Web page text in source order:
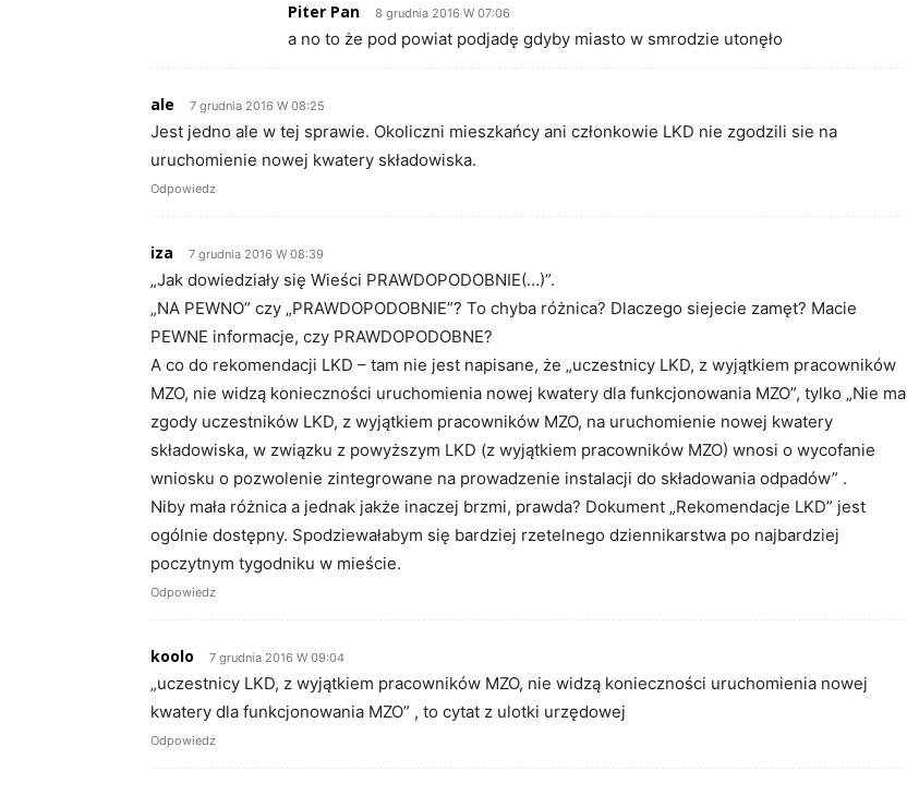
Piter Pan 8 grudnia 2016 W 07:06
a no to że pod powiat podjadę gdyby miasto w smrodzie utonęło
ale 7 grudnia 2016 W 08:25
Jest jedno ale w tej sprawie. Okoliczni mieszkańcy ani członkowie LKD nie zgodzili sie na
uruchomienie nowej kwatery składowiska.
Odpowiedz
iza 7 grudnia 2016 W 08:39
„Jak dowiedziały się Wieści PRAWDOPODOBNIE(…)”.
„NA PEWNO” czy „PRAWDOPODOBNIE”? To chyba różnica? Dlaczego siejecie zamęt? Macie
PEWNE informacje, czy PRAWDOPODOBNE?
A co do rekomendacji LKD – tam nie jest napisane, że „uczestnicy LKD, z wyjątkiem pracowników
MZO, nie widzą konieczności uruchomienia nowej kwatery dla funkcjonowania MZO”, tylko „Nie ma
zgody uczestników LKD, z wyjątkiem pracowników MZO, na uruchomienie nowej kwatery
składowiska, w związku z powyższym LKD (z wyjątkiem pracowników MZO) wnosi o wycofanie
wniosku o pozwolenie zintegrowane na prowadzenie instalacji do składowania odpadów” .
Niby mała różnica a jednak jakże inaczej brzmi, prawda? Dokument „Rekomendacje LKD” jest
ogólnie dostępny. Spodziewałabym się bardziej rzetelnego dziennikarstwa po najbardziej
poczytnym tygodniku w mieście.
Odpowiedz
koolo 7 grudnia 2016 W 09:04
„uczestnicy LKD, z wyjątkiem pracowników MZO, nie widzą konieczności uruchomienia nowej
kwatery dla funkcjonowania MZO” , to cytat z ulotki urzędowej
Odpowiedz